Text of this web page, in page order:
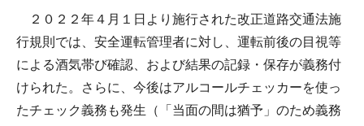
２０２２年４月１日より施行された改正道路交通法施
行規則では、安全運転管理者に対し、運転前後の目視等
による酒気帯び確認、および結果の記録・保存が義務付
けられた。さらに、今後はアルコールチェッカーを使っ
たチェック義務も発生（「当面の間は猶予」のため義務